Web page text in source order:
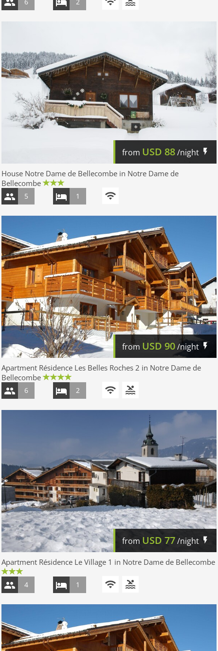
from USD 88/night
House Notre Dame de Bellecombe in Notre Dame de
Bellecombe
5 1
from USD 90/night
Apartment Résidence Les Belles Roches 2 in Notre Dame de
Bellecombe
6 2
from USD 77/night
Apartment Résidence Le Village 1 in Notre Dame de Bellecombe
4 1